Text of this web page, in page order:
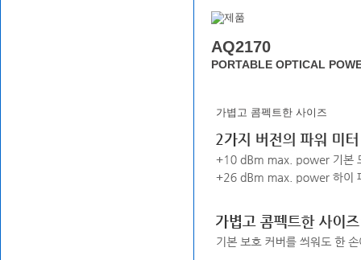
AQ2170
PORTABLE OPTICAL
가볍고 콤펙트한 사이즈